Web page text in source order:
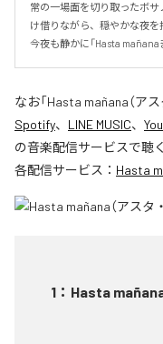
常の一場面を切り取ったボ
け借りながら、穏やかな夜を
今夜も静かに「Hasta mañana――
なお「Hasta mañana（ア
Spotify、 LINE MUSIC、
の音楽配信サービスで聴
各配信サービス： Hasta
1 ： Hasta